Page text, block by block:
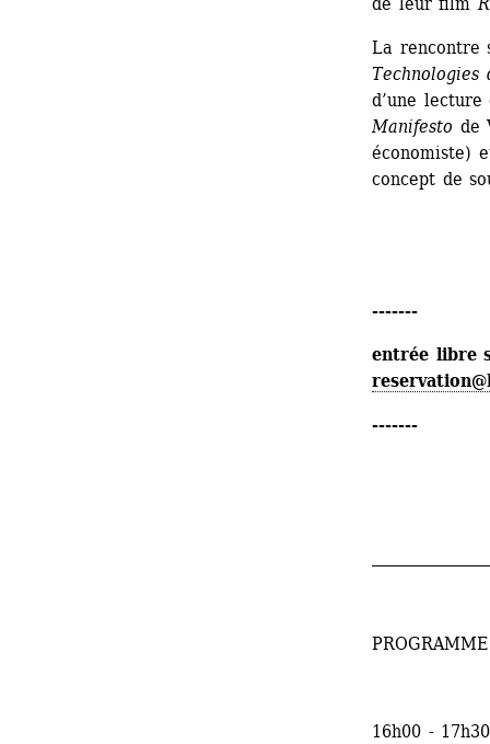
La rencontre
Technologies
d’une lecture
Manifesto de
économiste)
concept de
-------
entrée libre
-------
PROGRAMME
16h00 - 17h30